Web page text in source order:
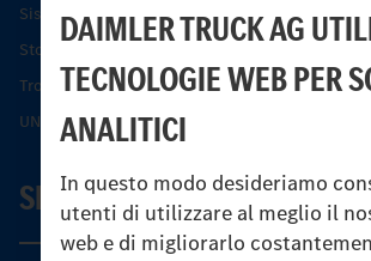
DAIMLER TRUCK AG
TECNOLOGIE WEB PER
ANALITICI
In questo modo desideriamo
utenti di utilizzare al meglio il
web e di migliorarlo
Sistemi di assistenza alla guida e di sicurezza
Storia dell’Unimog
Trovare un partner
UNI-TOUCH®
SERVIZIO